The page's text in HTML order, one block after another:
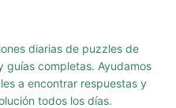
diarias de puzzles de
guías completas. Ayudamos
a encontrar respuestas y
todos los días.